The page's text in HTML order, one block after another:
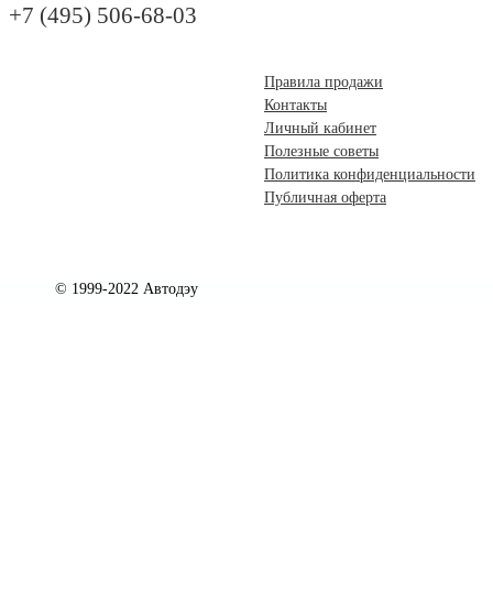
+7 (495) 506-68-03
Правила продажи
Контакты
Личный кабинет
Полезные советы
Политика конфиденциальности
Публичная оферта
© 1999-2022 Автодэу